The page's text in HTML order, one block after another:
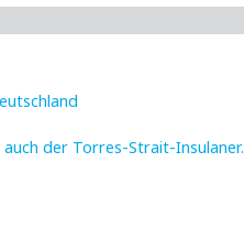
der Torres-Strait-Insulaner.